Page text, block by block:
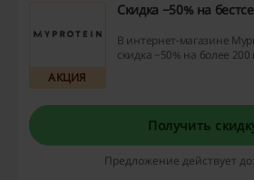
АКЦИЯ
Скидка −50% на
В интернет-магазине
скидка −50% на более 200
Получить
Предложение действует